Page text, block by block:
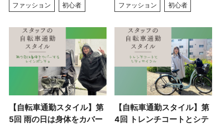
ファッション 初心者 ファッション 初心者
【自転車通勤スタイル】第
5回 雨の日は身体をカバー
【自転車通勤スタイル】第
4回 トレンチコートとシテ